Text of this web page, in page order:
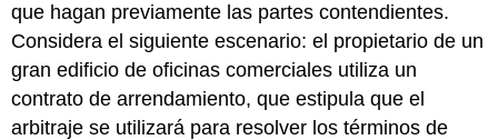
que hagan previamente las partes contendientes.
Considera el siguiente escenario: el propietario de un
gran edificio de oficinas comerciales utiliza un
contrato de arrendamiento, que estipula que el
arbitraje se utilizará para resolver los términos de